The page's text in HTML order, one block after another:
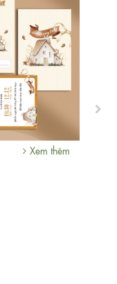
Xem thêm